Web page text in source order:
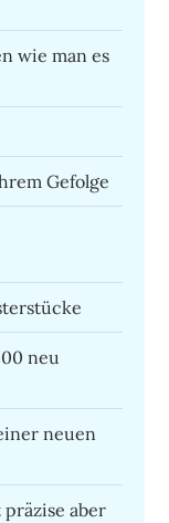
wie man es
Gefolge
neu
neuen
aber